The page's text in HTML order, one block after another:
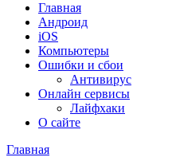
Главная
Андроид
iOS
Компьютеры
Ошибки и сбои
Антивирус
Онлайн сервисы
Лайфхаки
О сайте
Главная